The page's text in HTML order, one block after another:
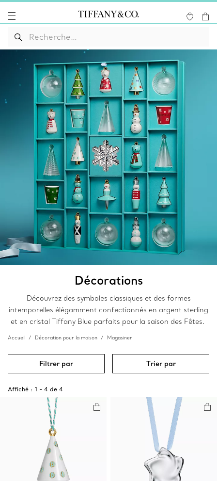
Décorations
Découvrez des symboles classiques et des formes
intemporelles élégamment confectionnés en argent sterling
et en cristal Tiffany Blue parfaits pour la saison des Fêtes.
Accueil Décoration pour la maison Magasiner
Filtrer par Trier par
Affiché : 1 - 4 de 4